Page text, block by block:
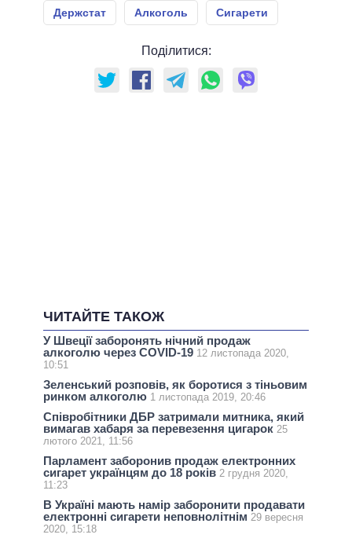
Держстат Алкоголь Сигарети
Поділитися:
ЧИТАЙТЕ ТАКОЖ
У Швеції заборонять нічний продаж
алкоголю через COVID-19 12 листопада 2020,
10:51
Зеленський розповів, як боротися з тіньовим
ринком алкоголю 1 листопада 2019, 20:46
Співробітники ДБР затримали митника, який
вимагав хабаря за перевезення цигарок 25
лютого 2021, 11:56
Парламент заборонив продаж електронних
сигарет українцям до 18 років 2 грудня 2020,
11:23
В Україні мають намір заборонити продавати
електронні сигарети неповнолітнім 29 вересня
2020, 15:18